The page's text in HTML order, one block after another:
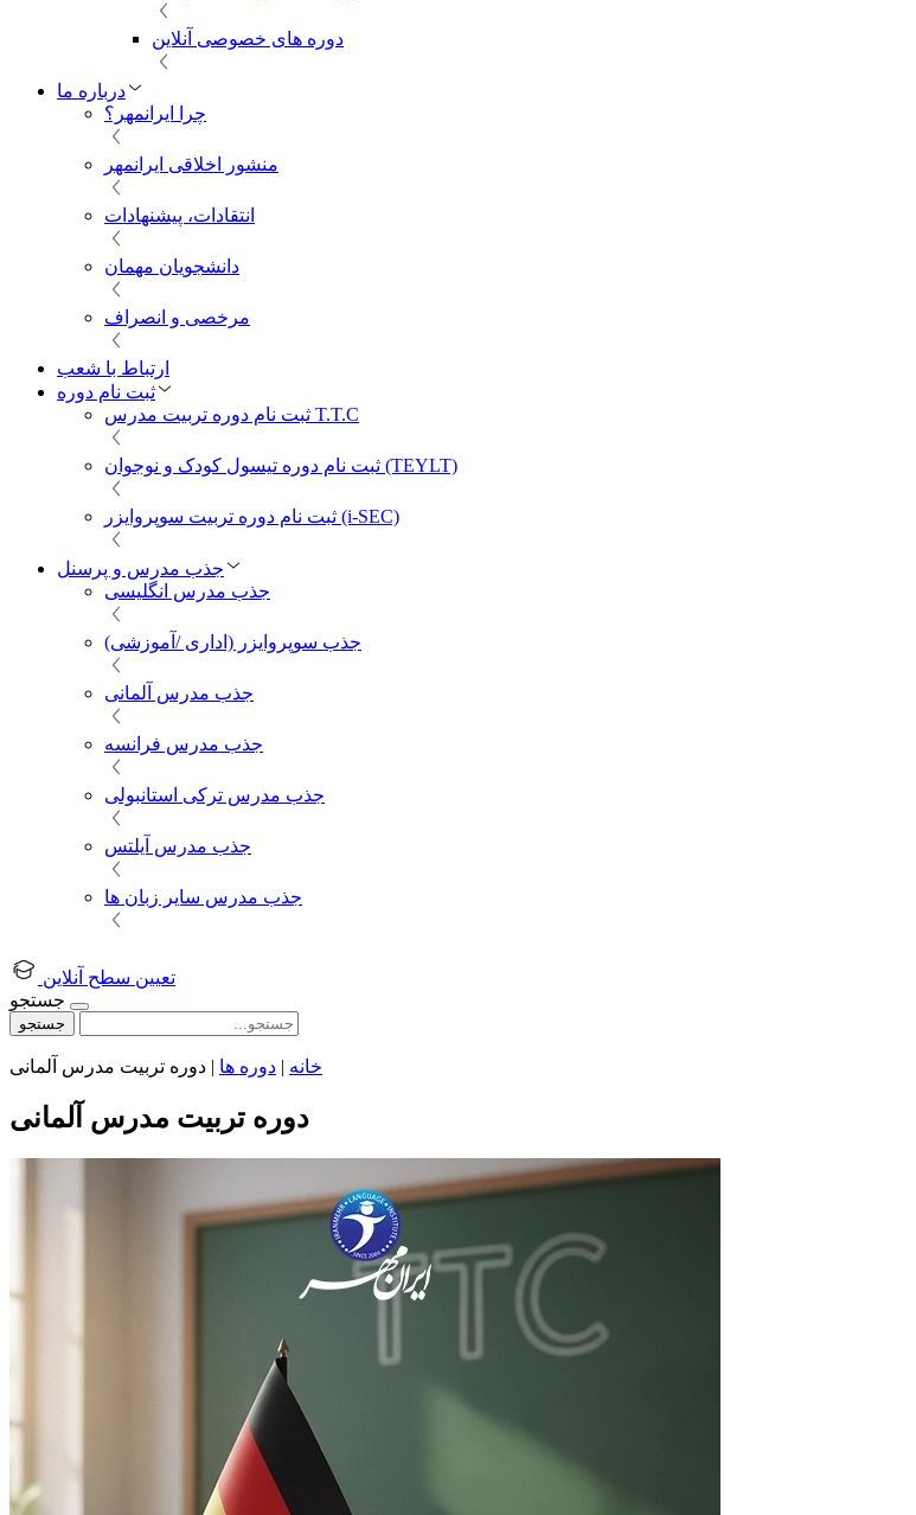
دوره های خصوصی آنلاین
درباره ما
چرا ایرانمهر؟
منشور اخلاقی ایرانمهر
انتقادات، پیشنهادات
دانشجویان مهمان
مرخصی و انصراف
ارتباط با شعب
ثبت نام دوره
ثبت نام دوره تربیت مدرس T.T.C
ثبت نام دوره تیسول کودک و نوجوان (TEYLT)
ثبت نام دوره تربیت سوپروایزر (i-SEC)
جذب مدرس و پرسنل
جذب مدرس انگلیسی
جذب سوپروایزر (اداری /آموزشی)
جذب مدرس آلمانی
جذب مدرس فرانسه
جذب مدرس ترکی استانبولی
جذب مدرس آیلتس
جذب مدرس سایر زبان ها
تعیین سطح آنلاین
جستجو
جستجو
خانه | دوره ها | دوره تربیت مدرس آلمانی
دوره تربیت مدرس آلمانی